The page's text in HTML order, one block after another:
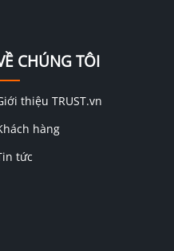
CHÚNG TÔI
thiệu TRUST.vn
hàng
tức